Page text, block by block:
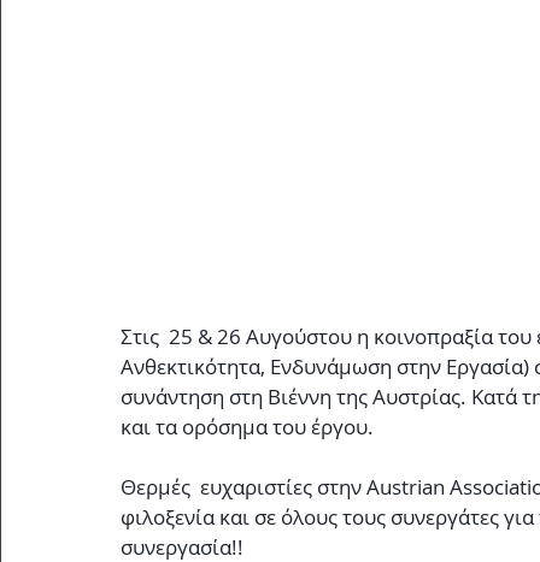
Στις  25 & 26 Αυγούστου η κοινοπραξία
Ανθεκτικότητα, Ενδυνάμωση στην Εργασία)
συνάντηση στη Βιέννη της Αυστρίας. Κατά
και τα ορόσημα του έργου.
Θερμές  ευχαριστίες στην Austrian
φιλοξενία και σε όλους τους συνεργάτες
συνεργασία!!